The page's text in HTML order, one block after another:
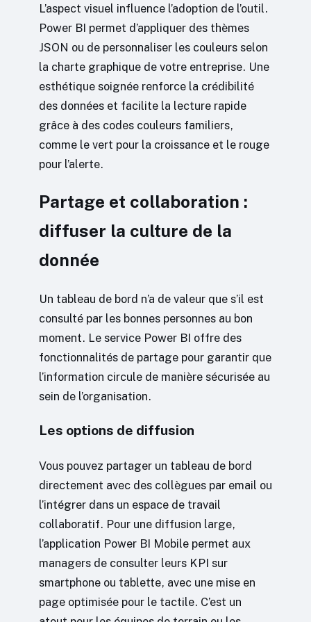
L’aspect visuel influence l’adoption de l’outil.
Power BI permet d’appliquer des thèmes
JSON ou de personnaliser les couleurs selon
la charte graphique de votre entreprise. Une
esthétique soignée renforce la crédibilité
des données et facilite la lecture rapide
grâce à des codes couleurs familiers,
comme le vert pour la croissance et le rouge
pour l’alerte.
Partage et collaboration :
diffuser la culture de la
donnée
Un tableau de bord n’a de valeur que s’il est
consulté par les bonnes personnes au bon
moment. Le service Power BI offre des
fonctionnalités de partage pour garantir que
l’information circule de manière sécurisée au
sein de l’organisation.
Les options de diffusion
Vous pouvez partager un tableau de bord
directement avec des collègues par email ou
l’intégrer dans un espace de travail
collaboratif. Pour une diffusion large,
l’application Power BI Mobile permet aux
managers de consulter leurs KPI sur
smartphone ou tablette, avec une mise en
page optimisée pour le tactile. C’est un